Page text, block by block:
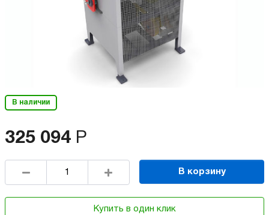
В наличии
325 094 Р
В корзину
Купить в один клик